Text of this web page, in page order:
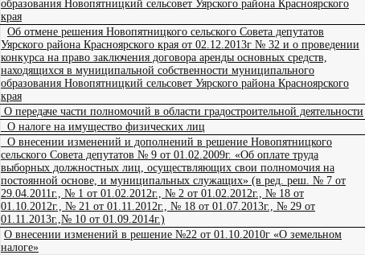
образования Новопятницкий сельсовет Уярского района Красноярского
края
Об отмене решения Новопятницкого сельского Совета депутатов
Уярского района Красноярского края от 02.12.2013г № 32 и о проведении
конкурса на право заключения договора аренды основных средств,
находящихся в муниципальной собственности муниципального
образования Новопятницкий сельсовет Уярского района Красноярского
края
О передаче части полномочий в области градостроительной деятельности
О налоге на имущество физических лиц
О внесении изменений и дополнений в решение Новопятницкого
сельского Совета депутатов № 9 от 01.02.2009г. «Об оплате труда
выборных должностных лиц, осуществляющих свои полномочия на
постоянной основе, и муниципальных служащих» (в ред. реш. № 7 от
29.04.2011г., № 1 от 01.02.2012г., № 2 от 01.02.2012г., № 18 от
01.10.2012г., № 21 от 01.11.2012г., № 18 от 01.07.2013г., № 29 от
01.11.2013г.,№ 10 от 01.09.2014г.)
О внесении изменений в решение №22 от 01.10.2010г «О земельном
налоге»